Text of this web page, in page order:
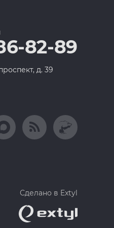
82-89
д. 39
Сделано в Extyl